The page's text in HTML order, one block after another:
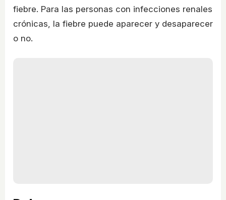
fiebre. Para las personas con infecciones renales
crónicas, la fiebre puede aparecer y desaparecer
o no.